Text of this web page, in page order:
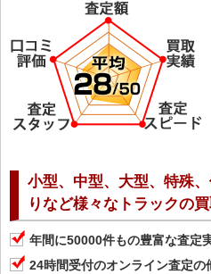
小型、中型、大型、特殊
りなど様々なトラックの
年間に50000件もの豊富な査定
24時間受付のオンライン査定